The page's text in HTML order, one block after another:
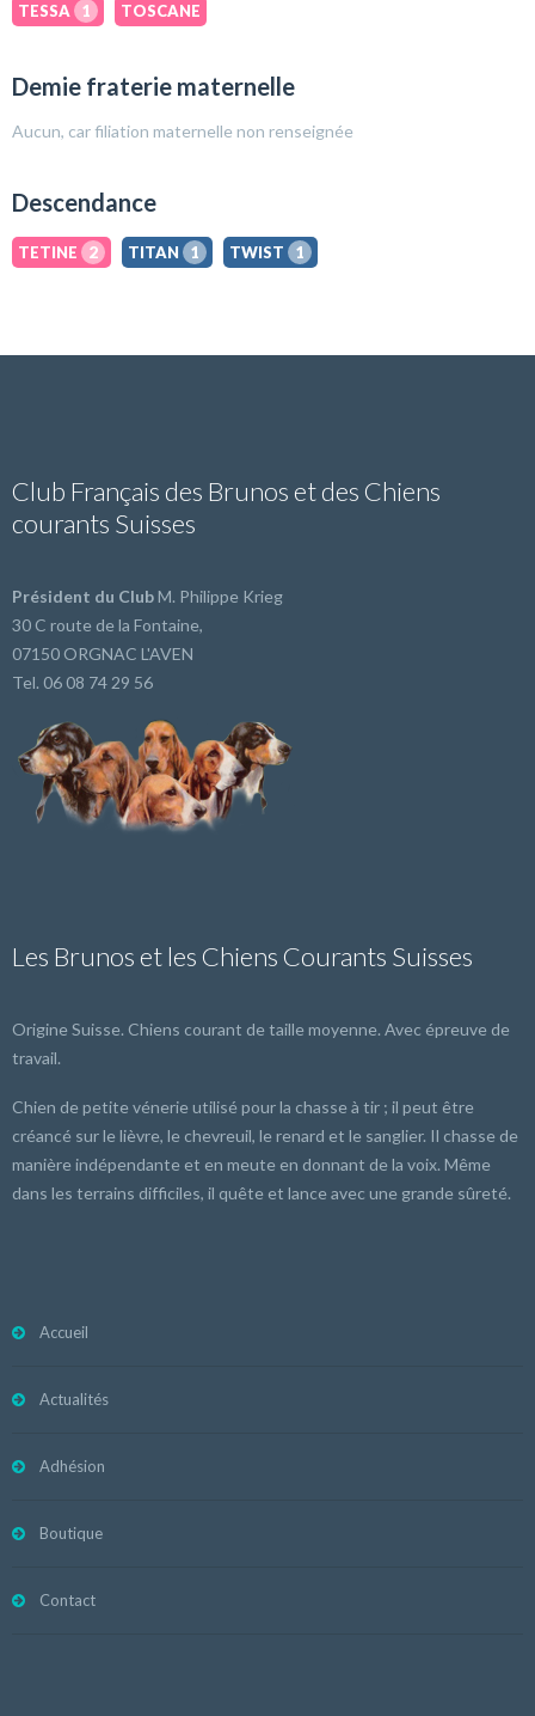
TESSA
1 TOSCANE
Demie fraterie maternelle
Aucun, car filiation maternelle non renseignée
Descendance
TETINE 2 TITAN 1 TWIST 1
Club Français des Brunos et des Chiens
courants Suisses
Président du ClubM. Philippe Krieg
30 C route de la Fontaine,
07150 ORGNAC L'AVEN
Tel. 06 08 74 29 56
Les Brunos et les Chiens Courants Suisses
Origine Suisse. Chiens courant de taille moyenne. Avec épreuve de
travail.
Chien de petite vénerie utilisé pour la chasse à tir ; il peut être
créancé sur le lièvre, le chevreuil, le renard et le sanglier. Il chasse de
manière indépendante et en meute en donnant de la voix. Même
dans les terrains difficiles, il quête et lance avec une grande sûreté.
Accueil
Actualités
Adhésion
Boutique
Contact